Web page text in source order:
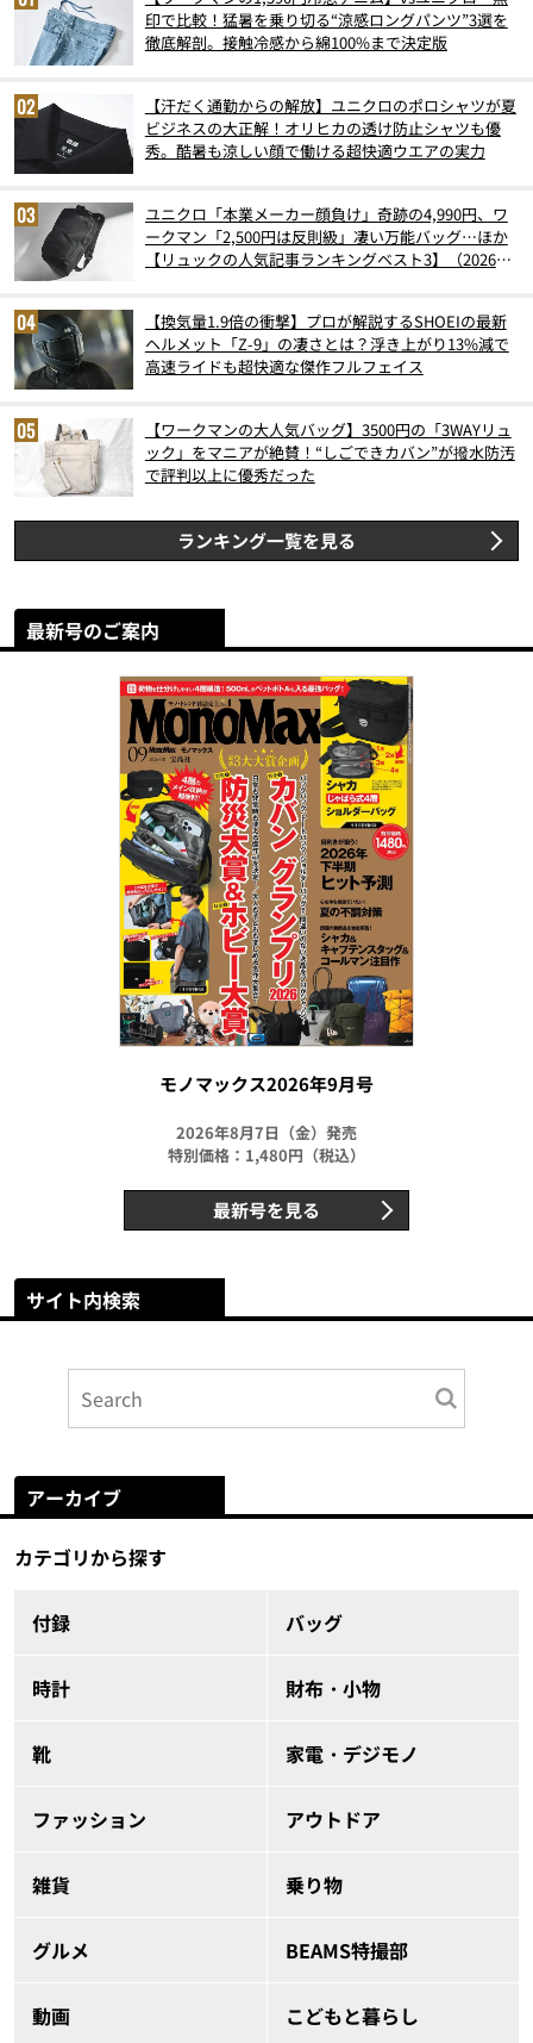
印で比較！猛暑を乗り切る“涼感ロングパンツ”3選を
徹底解剖。接触冷感から綿100%まで決定版
【汗だく通勤からの解放】ユニクロのポロシャツが夏
ビジネスの大正解！オリヒカの透け防止シャツも優
秀。酷暑も涼しい顔で働ける超快適ウエアの実力
ユニクロ「本業メーカー顔負け」奇跡の4,990円、ワ
ークマン「2,500円は反則級」凄い万能バッグ…ほか
【リュックの人気記事ランキングベスト3】（2026年
【換気量1.9倍の衝撃】プロが解説するSHOEIの最新
ヘルメット「Z-9」の凄さとは？浮き上がり13%減で
高速ライドも超快適な傑作フルフェイス
【ワークマンの大人気バッグ】3500円の「3WAYリュ
ック」をマニアが絶賛！“しごできカバン”が撥水防汚
で評判以上に優秀だった
ランキング一覧を見る
最新号のご案内
モノマックス2026年9月号
2026年8月7日（金）発売
特別価格：1,480円（税込）
最新号を見る
サイト内検索
アーカイブ
カテゴリから探す
付録 バッグ
時計 財布・小物
靴 家電・デジモノ
ファッション アウトドア
雑貨 乗り物
グルメ BEAMS特撮部
動画 こどもと暮らし